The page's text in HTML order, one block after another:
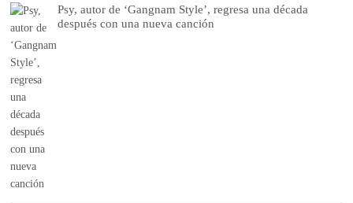
Psy, autor de ‘Gangnam Style’, regresa una década
después con una nueva canción